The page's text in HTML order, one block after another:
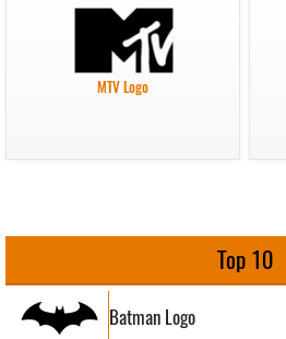
MTV Logo
Top 10
Batman Logo